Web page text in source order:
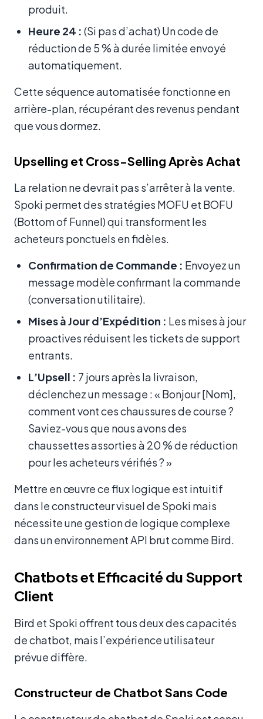
produit.
Heure 24 : (Si pas d’achat) Un code de
réduction de 5 % à durée limitée envoyé
automatiquement.
Cette séquence automatisée fonctionne en
arrière-plan, récupérant des revenus pendant
que vous dormez.
Upselling et Cross-Selling Après Achat
La relation ne devrait pas s’arrêter à la vente.
Spoki permet des stratégies MOFU et BOFU
(Bottom of Funnel) qui transforment les
acheteurs ponctuels en fidèles.
Confirmation de Commande : Envoyez un
message modèle confirmant la commande
(conversation utilitaire).
Mises à Jour d’Expédition : Les mises à jour
proactives réduisent les tickets de support
entrants.
L’Upsell : 7 jours après la livraison,
déclenchez un message : « Bonjour [Nom],
comment vont ces chaussures de course ?
Saviez-vous que nous avons des
chaussettes assorties à 20 % de réduction
pour les acheteurs vérifiés ? »
Mettre en œuvre ce flux logique est intuitif
dans le constructeur visuel de Spoki mais
nécessite une gestion de logique complexe
dans un environnement API brut comme Bird.
Chatbots et Efficacité du Support
Client
Bird et Spoki offrent tous deux des capacités
de chatbot, mais l’expérience utilisateur
prévue diffère.
Constructeur de Chatbot Sans Code